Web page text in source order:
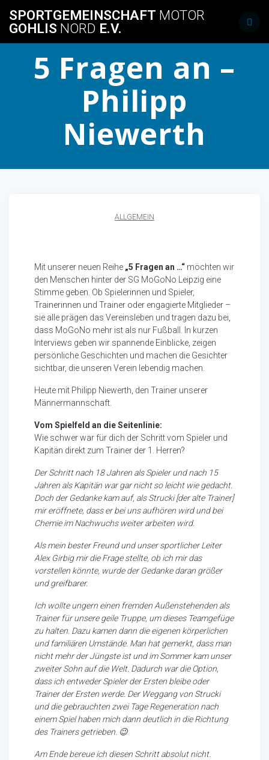
to
SPORTGEMEINSCHAFT MOTOR
GOHLIS NORD E.V.
5 Fragen an –
Philipp
Niewerth
ALLGEMEIN
Mit unserer neuen Reihe „5 Fragen an …“ möchten wir
den Menschen hinter der SG MoGoNo Leipzig eine
Stimme geben. Ob Spielerinnen und Spieler,
Trainerinnen und Trainer oder engagierte Mitglieder –
sie alle prägen das Vereinsleben und tragen dazu bei,
dass MoGoNo mehr ist als nur Fußball. In kurzen
Interviews geben wir spannende Einblicke, zeigen
persönliche Geschichten und machen die Gesichter
sichtbar, die unseren Verein lebendig machen.
Heute mit Philipp Niewerth, den Trainer unserer
Männermannschaft.
Vom Spielfeld an die Seitenlinie:
Wie schwer war für dich der Schritt vom Spieler und
Kapitän direkt zum Trainer der 1. Herren?
Der Schritt nach 18 Jahren als Spieler und nach 15
Jahren als Kapitän war gar nicht so leicht wie gedacht.
Doch der Gedanke kam auf, als Strucki [der alte Trainer]
mir eröffnete, dass er bei uns aufhören wird und bei
Chemie im Nachwuchs weiter arbeiten wird.
Als mein bester Freund und unser sportlicher Leiter
Alex Girbig mir die Frage stellte, ob ich mir das
vorstellen könnte, wurde der Gedanke daran größer
und greifbarer.
Ich wollte ungern einen fremden Außenstehenden als
Trainer für unsere geile Truppe, um dieses Teamgefüge
zu halten. Dazu kamen dann die eigenen körperlichen
und familiären Umstände. Man hat gemerkt, dass man
nicht mehr der Jüngste ist und im Sommer kam unser
zweiter Sohn auf die Welt. Dadurch war die Option,
dass ich entweder Spieler der Ersten bleibe oder
Trainer der Ersten werde. Der Weggang von Strucki
und die gebrauchten zwei Tage Regeneration nach
einem Spiel haben mich dann deutlich in die Richtung
des Trainers getrieben. 😉
Am Ende bereue ich diesen Schritt absolut nicht.